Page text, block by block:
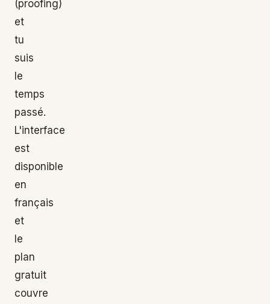
(proofing)
et
tu
suis
le
temps
passé.
L'interface
est
disponible
en
français
et
le
plan
gratuit
couvre